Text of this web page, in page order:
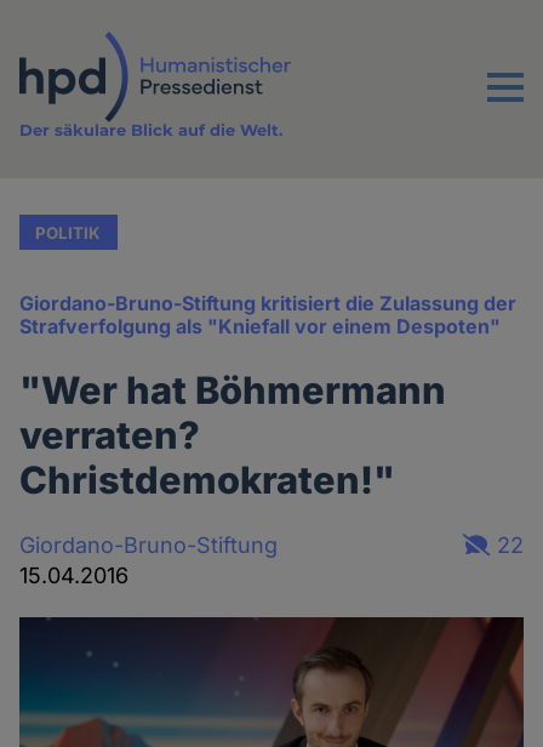
Inhalt
Menu
Der säkulare Blick auf die Welt.
POLITIK
Giordano-Bruno-Stiftung kritisiert die Zulassung der
Strafverfolgung als "Kniefall vor einem Despoten"
"Wer hat Böhmermann
verraten?
Christdemokraten!"
Giordano-Bruno-Stiftung
15.04.2016
22